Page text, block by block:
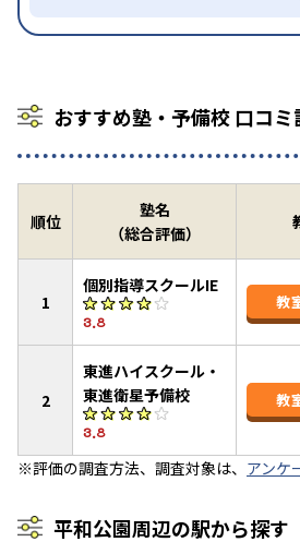
おすすめ塾・予備校 口コ
順位
塾名
（総合評価）
1
個別指導スクールIE
3.8
教
2
東進ハイスクール・
東進衛星予備校
3.8
教
※評価の調査方法、調査対象は、 アンケ
平和公園周辺の駅から探す